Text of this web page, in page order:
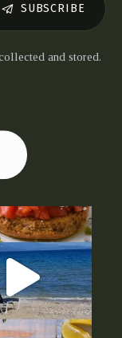
SUBSCRIBE
and stored.